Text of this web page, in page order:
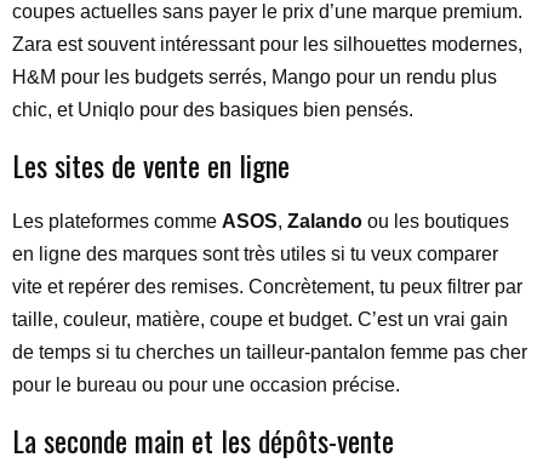
coupes actuelles sans payer le prix d’une marque premium.
Zara est souvent intéressant pour les silhouettes modernes,
H&M pour les budgets serrés, Mango pour un rendu plus
chic, et Uniqlo pour des basiques bien pensés.
Les sites de vente en ligne
Les plateformes comme ASOS, Zalando ou les boutiques
en ligne des marques sont très utiles si tu veux comparer
vite et repérer des remises. Concrètement, tu peux filtrer par
taille, couleur, matière, coupe et budget. C’est un vrai gain
de temps si tu cherches un tailleur-pantalon femme pas cher
pour le bureau ou pour une occasion précise.
La seconde main et les dépôts-vente